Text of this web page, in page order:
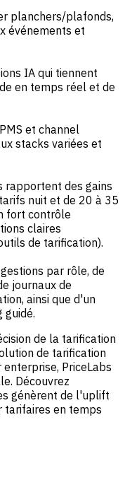
planchers/plafonds,
événements et
IA qui tiennent
en temps réel et de
et channel
stacks variées et
rapportent des gains
nuit et de 20 à 35
fort contrôle
claires
de tarification).
par rôle, de
journaux de
ainsi que d'un
guidé.
de la tarification
de tarification
PriceLabs
Découvrez
génèrent de l'uplift
tarifaires en temps